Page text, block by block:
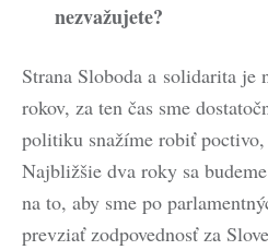
nezvažujete?
Strana Sloboda a solidarita
rokov, za ten čas sme
politiku snažíme robiť poctivo,
Najbližšie dva roky sa
na to, aby sme po
prevziať zodpovednosť za